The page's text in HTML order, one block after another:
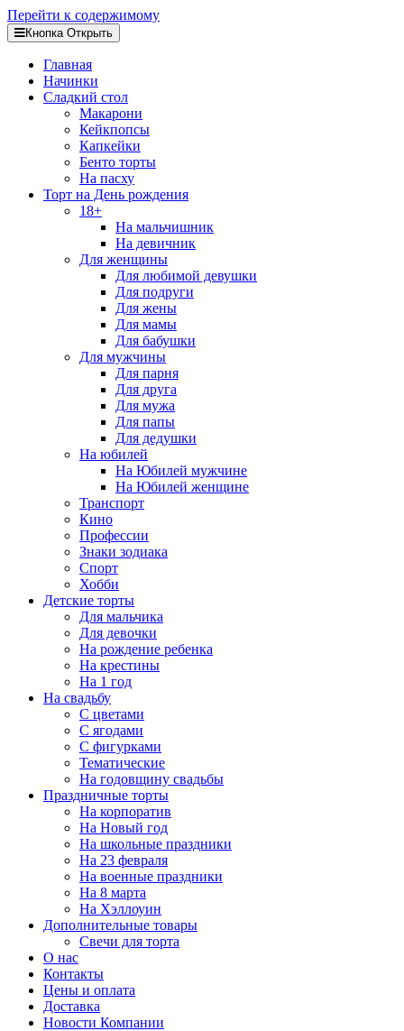
Перейти к содержимому
Кнопка Открыть
Главная
Начинки
Сладкий стол
Макарони
Кейкпопсы
Капкейки
Бенто торты
На пасху
Торт на День рождения
18+
На мальчишник
На девичник
Для женщины
Для любимой девушки
Для подруги
Для жены
Для мамы
Для бабушки
Для мужчины
Для парня
Для друга
Для мужа
Для папы
Для дедушки
На юбилей
На Юбилей мужчине
На Юбилей женщине
Транспорт
Кино
Профессии
Знаки зодиака
Спорт
Хобби
Детские торты
Для мальчика
Для девочки
На рождение ребенка
На крестины
На 1 год
На свадьбу
С цветами
С ягодами
С фигурками
Тематические
На годовщину свадьбы
Праздничные торты
На корпоратив
На Новый год
На школьные праздники
На 23 февраля
На военные праздники
На 8 марта
На Хэллоуин
Дополнительные товары
Свечи для торта
О нас
Контакты
Цены и оплата
Доставка
Новости Компании